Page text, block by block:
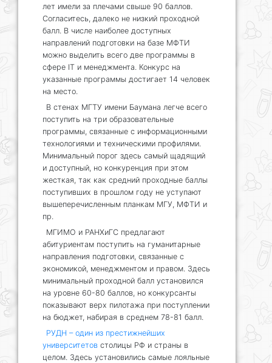
лет имели за плечами свыше 90 баллов.
Согласитесь, далеко не низкий проходной
балл. В числе наиболее доступных
направлений подготовки на базе МФТИ
можно выделить всего две программы в
сфере IT и менеджмента. Конкурс на
указанные программы достигает 14 человек
на место.
В стенах МГТУ имени Баумана легче всего
поступить на три образовательные
программы, связанные с информационными
технологиями и техническими профилями.
Минимальный порог здесь самый щадящий
и доступный, но конкуренция при этом
жесткая, так как средний проходные баллы
поступивших в прошлом году не уступают
вышеперечисленным планкам МГУ, МФТИ и
пр.
МГИМО и РАНХиГС предлагают
абитуриентам поступить на гуманитарные
направления подготовки, связанные с
экономикой, менеджментом и правом. Здесь
минимальный проходной балл установился
на уровне 60-80 баллов, но конкурсанты
показывают верх пилотажа при поступлении
на бюджет, набирая в среднем 78-81 балл.
РУДН – один из престижнейших
университетов столицы РФ и страны в
целом. Здесь установились самые лояльные